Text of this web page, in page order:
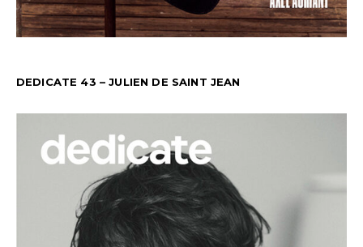
DEDICATE 43 – JULIEN DE SAINT JEAN